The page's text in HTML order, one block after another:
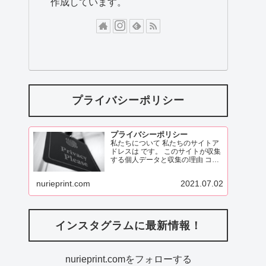
作成しています。
プライバシーポリシー
プライバシーポリシー
私たちについて 私たちのサイトア
ドレスは です。 このサイトが収集
する個人データと収集の理由 コメ
表示されているデータ、
nurieprint.com 2021.07.02
インスタグラムに最新情報！
nurieprint.comをフォローする